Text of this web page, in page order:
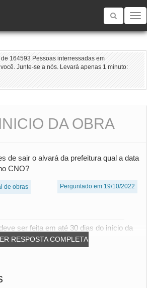
Toggle
164593 Pessoas interressadas em
Junte-se a nós. Levará apenas 1 minuto:
DA OBRA
de sair o alvará da prefeitura qual a data
CNO?
de obras Perguntado em 19/10/2022
RESPOSTA COMPLETA
ser feita em até 30 dias do início da
expedição de alva...